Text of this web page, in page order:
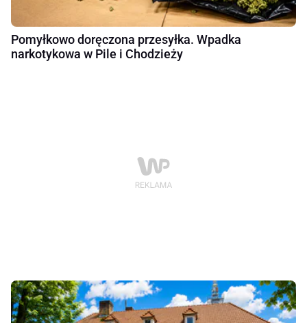
Pomyłkowo doręczona przesyłka. Wpadka
narkotykowa w Pile i Chodzieży